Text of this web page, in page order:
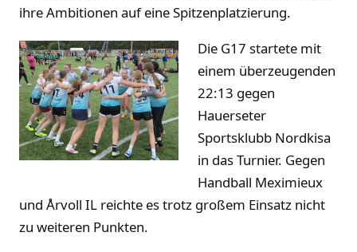
ihre Ambitionen auf eine Spitzenplatzierung.
Die G17 startete mit
einem überzeugenden
22:13 gegen
Hauerseter
Sportsklubb Nordkisa
in das Turnier. Gegen
Handball Meximieux
und Årvoll IL reichte es trotz großem Einsatz nicht
zu weiteren Punkten.